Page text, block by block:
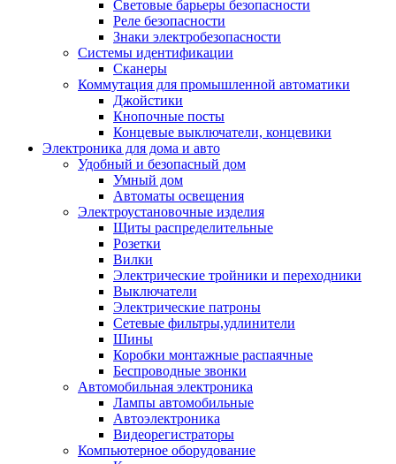
Световые барьеры безопасности
Реле безопасности
Знаки электробезопасности
Системы идентификации
Сканеры
Коммутация для промышленной автоматики
Джойстики
Кнопочные посты
Концевые выключатели, концевики
Электроника для дома и авто
Удобный и безопасный дом
Умный дом
Автоматы освещения
Электроустановочные изделия
Щиты распределительные
Розетки
Вилки
Электрические тройники и переходники
Выключатели
Электрические патроны
Сетевые фильтры,удлинители
Шины
Коробки монтажные распаячные
Беспроводные звонки
Автомобильная электроника
Лампы автомобильные
Автоэлектроника
Видеорегистраторы
Компьютерное оборудование